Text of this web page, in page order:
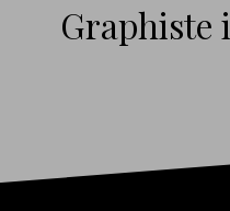
Graphiste